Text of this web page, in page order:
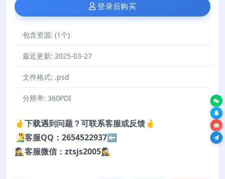
登录后购买
包含资源: (1个)
最近更新: 2025-03-27
文件格式: .psd
分辨率: 360PDI
🤞下载遇到问题？可联系客服或反馈🤞
🧏‍♂️客服QQ：2654522937⬅️
🕵️‍♀️客服微信：ztsjs2005🕵️‍♀️